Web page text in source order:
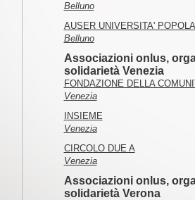
Belluno
AUSER UNIVERSITA'
Belluno
Associazioni onlus,
solidarietà Venezia
FONDAZIONE DELLA
Venezia
INSIEME
Venezia
CIRCOLO DUE A
Venezia
Associazioni onlus,
solidarietà Verona